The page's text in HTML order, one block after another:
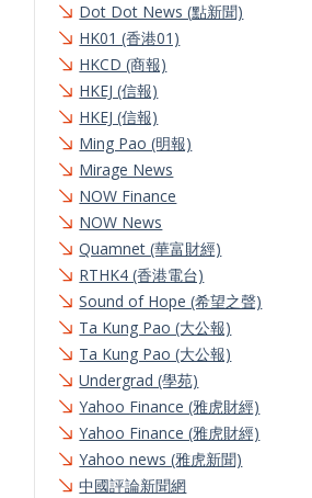
Dot Dot News (點新聞)
HK01 (香港01)
HKCD (商報)
HKEJ (信報)
HKEJ (信報)
Ming Pao (明報)
Mirage News
NOW Finance
NOW News
Quamnet (華富財經)
RTHK4 (香港電台)
Sound of Hope (希望之聲)
Ta Kung Pao (大公報)
Ta Kung Pao (大公報)
Undergrad (學苑)
Yahoo Finance (雅虎財經)
Yahoo Finance (雅虎財經)
Yahoo news (雅虎新聞)
中國評論新聞網